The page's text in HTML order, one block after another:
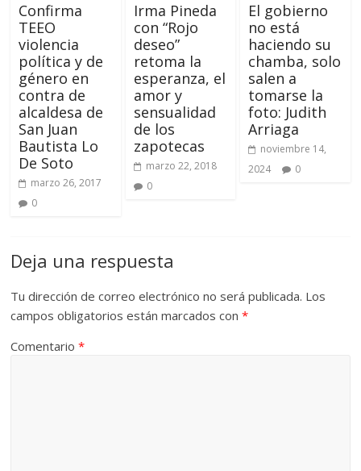
Confirma
TEEO
violencia
política y de
género en
contra de
alcaldesa de
San Juan
Bautista Lo
De Soto
marzo 26, 2017
0
Irma Pineda
con “Rojo
deseo”
retoma la
esperanza, el
amor y
sensualidad
de los
zapotecas
marzo 22, 2018
0
El gobierno
no está
haciendo su
chamba, solo
salen a
tomarse la
foto: Judith
Arriaga
noviembre 14,
2024
0
Deja una respuesta
Tu dirección de correo electrónico no será publicada. Los
campos obligatorios están marcados con*
Comentario*